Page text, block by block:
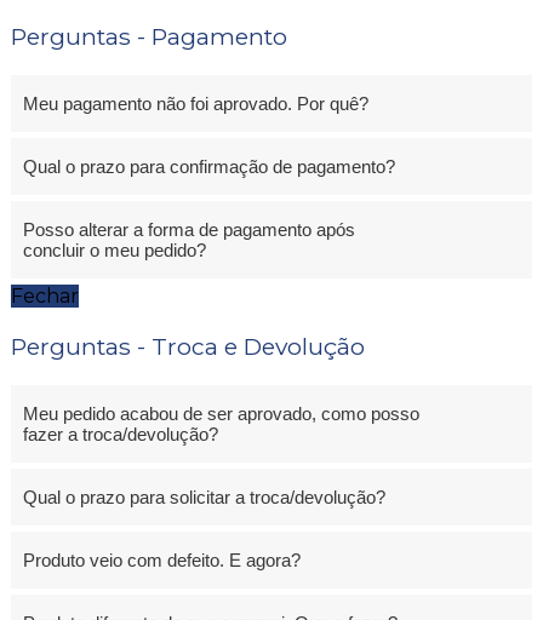
Perguntas - Pagamento
Meu pagamento não foi aprovado. Por quê?
Qual o prazo para confirmação de pagamento?
Posso alterar a forma de pagamento após
concluir o meu pedido?
Fechar
Perguntas - Troca e Devolução
Meu pedido acabou de ser aprovado, como posso
fazer a troca/devolução?
Qual o prazo para solicitar a troca/devolução?
Produto veio com defeito. E agora?